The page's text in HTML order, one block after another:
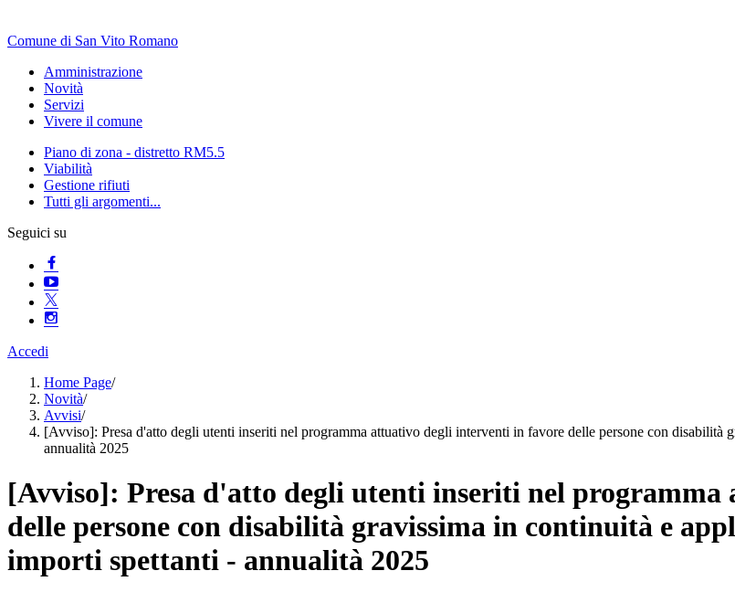
Comune di San Vito Romano
Amministrazione
Novità
Servizi
Vivere il comune
Piano di zona - distretto RM5.5
Viabilità
Gestione rifiuti
Tutti gli argomenti...
Seguici su
Accedi
Home Page/
Novità/
Avvisi/
[Avviso]: Presa d'atto degli utenti inseriti nel programma attuativo degli interventi in favore delle persone con
annualità 2025
[Avviso]: Presa d'atto degli utenti inseriti nel
delle persone con disabilità gravissima in continuità e
importi spettanti - annualità 2025